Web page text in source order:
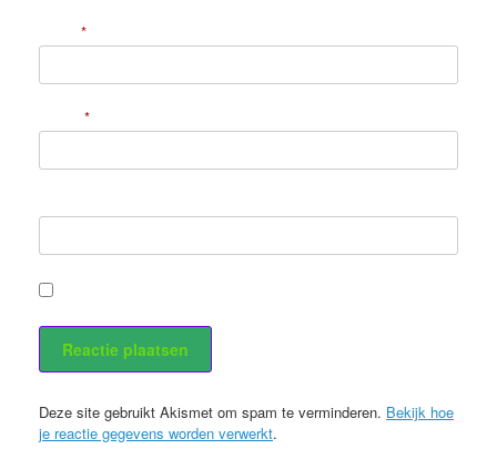
*
*
Deze site gebruikt Akismet om spam te verminderen. Bekijk hoe
je reactie gegevens worden verwerkt.